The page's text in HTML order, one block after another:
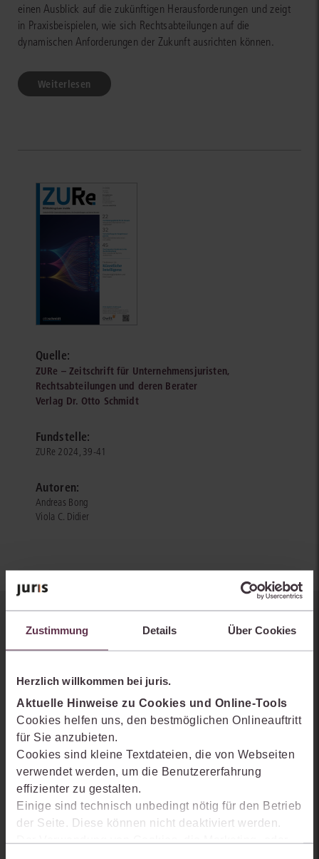
Zustimmung Details Über Cookies
Herzlich willkommen bei juris.
Aktuelle Hinweise zu Cookies und Online-Tools
Cookies helfen uns, den bestmöglichen Onlineauftritt
für Sie anzubieten.
Cookies sind kleine Textdateien, die von Webseiten
verwendet werden, um die Benutzererfahrung
effizienter zu gestalten.
Einige sind technisch unbedingt nötig für den Betrieb
der Seite. Diese können nicht deaktiviert werden.
Der Verwendung von Cookies, die Marketing- oder
einen Ausblick auf die zukünftigen Herausforderungen und zeigt
in Praxisbeispielen, wie sich Rechtsabteilungen auf die
dynamischen Anforderungen der Zukunft ausrichten können.
Weiterlesen
Quelle:
ZURe – Zeitschrift für Unternehmensjuristen,
Rechtsabteilungen und deren Berater
Verlag Dr. Otto Schmidt
Fundstelle:
ZURe 2024, 39-41
Autoren:
Andreas Bong
Viola C. Didier
Sie kennen juris noch nicht?
Praxiswissensmanagement der Zukunft gestaltet, welche
Arbeitsprozesse einfacher und effizienter werden.